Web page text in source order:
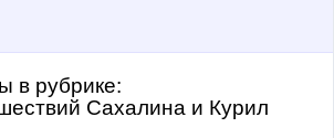
в рубрике:
Сахалина и Курил